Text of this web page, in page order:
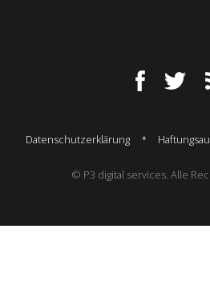
Datenschutzerklärung
© P3 digital services. Alle